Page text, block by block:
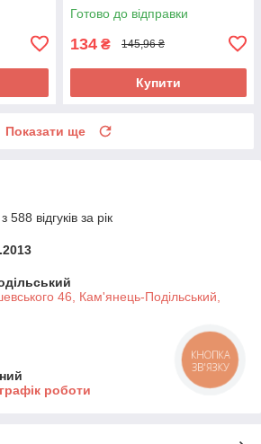
Готово до відправки
134 ₴ 145,96 ₴
Купити
Показати ще
відгуків за рік
46, Кам'янець-Подільський,
роботи
КНОПКА
ЗВ'ЯЗКУ